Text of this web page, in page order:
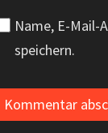
Name, E-Mail-
speichern.